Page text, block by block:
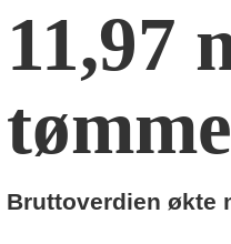
11,97
Bruttoverdien økte